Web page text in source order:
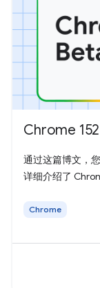
Chrome
通过这篇博文，
详细介绍了
Chrome